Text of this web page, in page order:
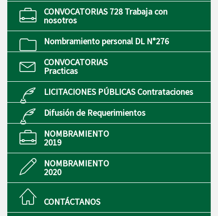
CONVOCATORIAS 728 Trabaja con
nosotros
Nombramiento personal DL N°276
CONVOCATORIAS
Practicas
LICITACIONES PÚBLICAS Contrataciones
Difusión de Requerimientos
NOMBRAMIENTO
2019
NOMBRAMIENTO
2020
CONTÁCTANOS